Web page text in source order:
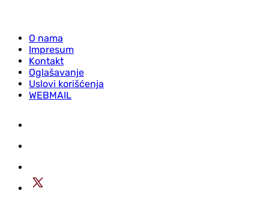
O nama
Impresum
Kontakt
Oglašavanje
Uslovi korišćenja
WEBMAIL